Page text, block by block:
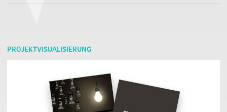
PROJEKTVISUALISIERUNG